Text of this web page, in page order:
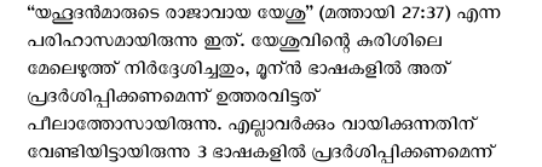
“യഹൂദന്‍മാരുടെ രാജാവായ യേശു” (മത്തായി 27:37) എന്ന
പരിഹാസമായിരുന്നു ഇത്. യേശുവിന്റെ കുരിശിലെ
മേലെഴുത്ത് നിര്‍ദ്ദേശിച്ചതും, മൂന്ന്‍ ഭാഷകളില്‍ അത്
പ്രദര്‍ശിപ്പിക്കണമെന്ന് ഉത്തരവിട്ടത്
പീലാത്തോസായിരുന്നു. എല്ലാവര്‍ക്കും വായിക്കുന്നതിന്
വേണ്ടിയിട്ടായിരുന്നു 3 ഭാഷകളില്‍ പ്രദര്‍ശിപ്പിക്കണമെന്ന്